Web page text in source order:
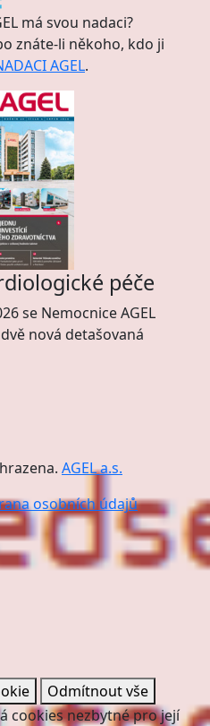
má svou nadaci?
znáte-li někoho, kdo ji
AGEL.
péče
se Nemocnice AGEL
nová detašovaná
AGEL a.s.
osobních údajů
Odmítnout vše
cookies nezbytné pro její